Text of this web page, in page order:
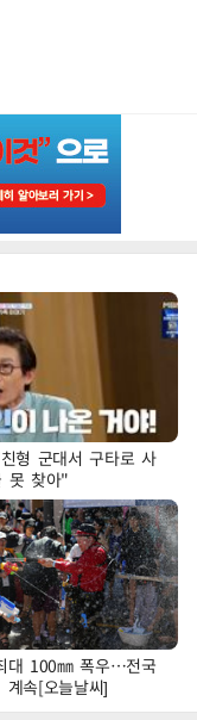
형 군대서 구타로 사
못 찾아"
대 100㎜ 폭우…전국
계속[오늘날씨]